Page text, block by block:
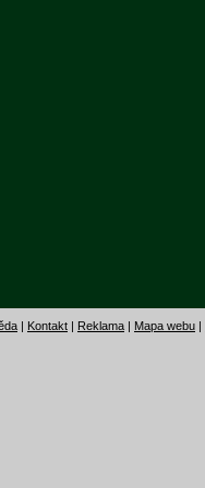
| Kontakt | Reklama | Mapa webu |